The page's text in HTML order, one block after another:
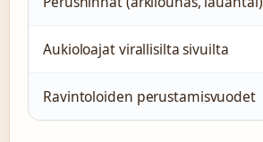
Aukioloajat virallisilta sivuilta
Ravintoloiden perustamisvuodet